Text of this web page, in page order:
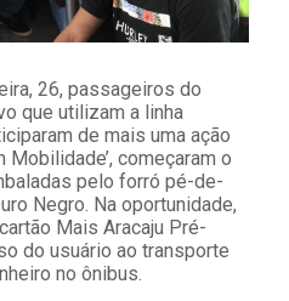
26, passageiros do
que utilizam a linha
de mais uma ação
Mobilidade’, começaram o
pelo forró pé-de-
Negro. Na oportunidade,
Mais Aracaju Pré-
do usuário ao transporte
no ônibus.